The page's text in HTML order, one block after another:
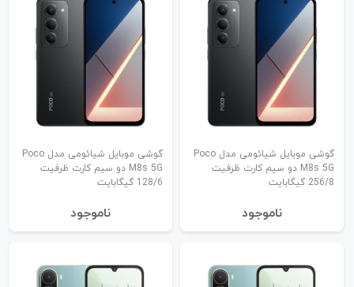
گوشی موبایل شیائومی مدل Poco
M8s 5G دو سیم کارت ظرفیت
256/8 گیگابایت
نا‌موجود
گوشی موبایل شیائومی مدل Poco
M8s 5G دو سیم کارت ظرفیت
128/6 گیگابایت
نا‌موجود